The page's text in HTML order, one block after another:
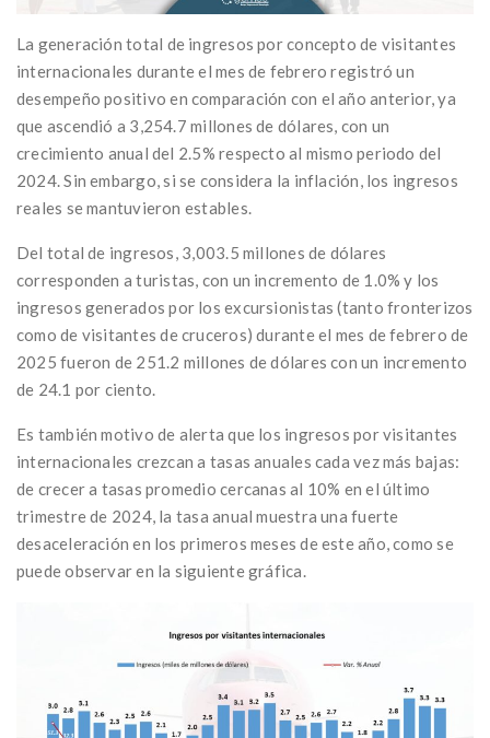
La generación total de ingresos por concepto de visitantes
internacionales durante el mes de febrero registró un
desempeño positivo en comparación con el año anterior, ya
que ascendió a 3,254.7 millones de dólares, con un
crecimiento anual del 2.5% respecto al mismo periodo del
2024. Sin embargo, si se considera la inflación, los ingresos
reales se mantuvieron estables.
Del total de ingresos, 3,003.5 millones de dólares
corresponden a turistas, con un incremento de 1.0% y los
ingresos generados por los excursionistas (tanto fronterizos
como de visitantes de cruceros) durante el mes de febrero de
2025 fueron de 251.2 millones de dólares con un incremento
de 24.1 por ciento.
Es también motivo de alerta que los ingresos por visitantes
internacionales crezcan a tasas anuales cada vez más bajas:
de crecer a tasas promedio cercanas al 10% en el último
trimestre de 2024, la tasa anual muestra una fuerte
desaceleración en los primeros meses de este año, como se
puede observar en la siguiente gráfica.